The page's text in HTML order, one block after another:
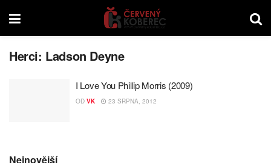
Herci: Ladson Deyne
I Love You Phillip Morris (2009)
OD VK 23 SRPNA, 2012
Nejnovější